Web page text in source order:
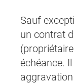
Sauf
un contrat
échéance.